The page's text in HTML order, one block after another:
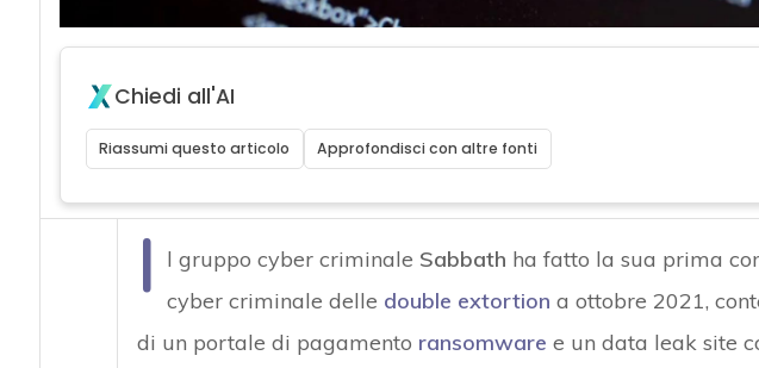
Chiedi all'AI
Riassumi questo articolo Approfondisci con altre fonti
I l gruppo cyber criminale Sabbath ha fatto la sua prima
cyber criminale delle double extortion a ottobre 2021,
di un portale di pagamento ransomware e un data leak site